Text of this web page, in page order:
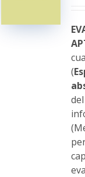
en
la
de
(